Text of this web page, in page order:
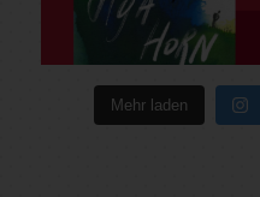
Mehr laden